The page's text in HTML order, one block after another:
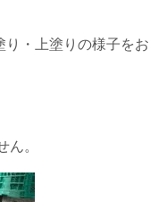
・上塗りの様子をお
。